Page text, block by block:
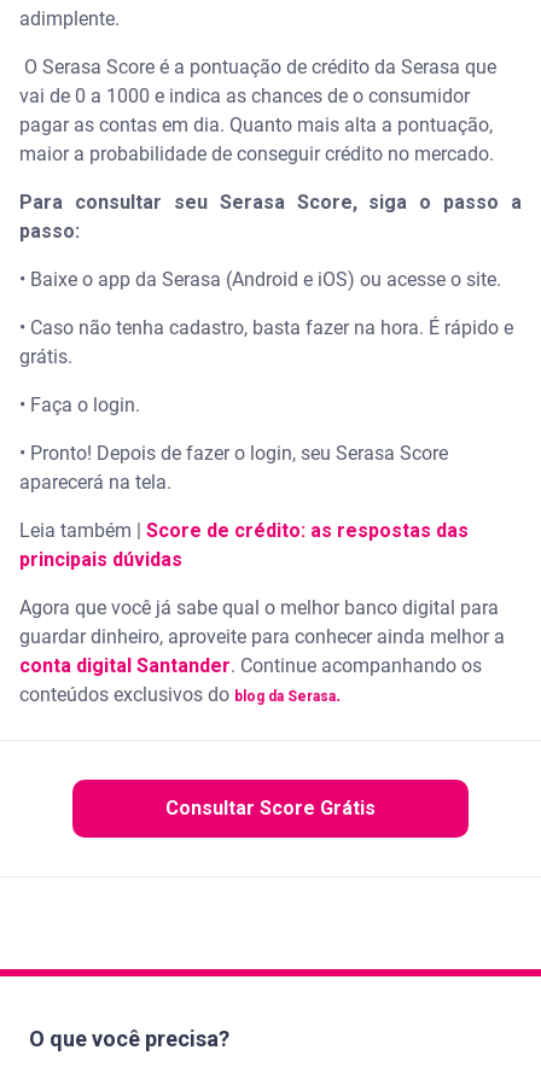
adimplente.
O Serasa Score é a pontuação de crédito da Serasa que
vai de 0 a 1000 e indica as chances de o consumidor
pagar as contas em dia. Quanto mais alta a pontuação,
maior a probabilidade de conseguir crédito no mercado.
Para consultar seu Serasa Score, siga o passo a
passo:
• Baixe o app da Serasa (Android e iOS) ou acesse o site.
• Caso não tenha cadastro, basta fazer na hora. É rápido e
grátis.
• Faça o login.
• Pronto! Depois de fazer o login, seu Serasa Score
aparecerá na tela.
Leia também | Score de crédito: as respostas das
principais dúvidas
Agora que você já sabe qual o melhor banco digital para
guardar dinheiro, aproveite para conhecer ainda melhor a
conta digital Santander. Continue acompanhando os
conteúdos exclusivos do blog da Serasa.
Consultar Score Grátis
O que você precisa?